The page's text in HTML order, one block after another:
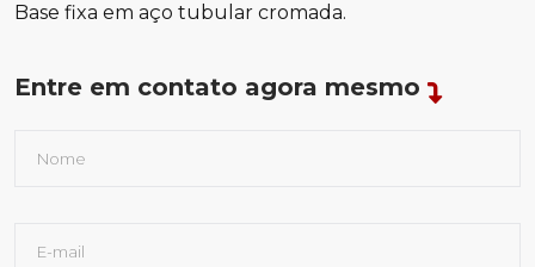
Base fixa em aço tubular cromada.
Entre em contato agora mesmo